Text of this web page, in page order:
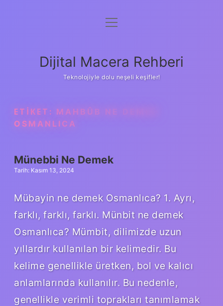
Anasayfa
Yasal Uyarı
menüyü
Dijital Macera Rehberi
Teknolojiyle dolu neşeli keşifler!
ETIKET: MAHBÛB NE DEMEK
OSMANLICA
Münebbi Ne Demek
Tarih: Kasım 13, 2024
Mübayin ne demek Osmanlıca? 1. Ayrı,
farklı, farklı, farklı. Münbit ne demek
Osmanlıca? Mümbit, dilimizde uzun
yıllardır kullanılan bir kelimedir. Bu
kelime genellikle üretken, bol ve kalıcı
anlamlarında kullanılır. Bu nedenle,
genellikle verimli toprakları tanımlamak